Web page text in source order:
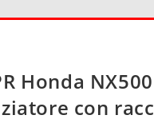
Honda
con